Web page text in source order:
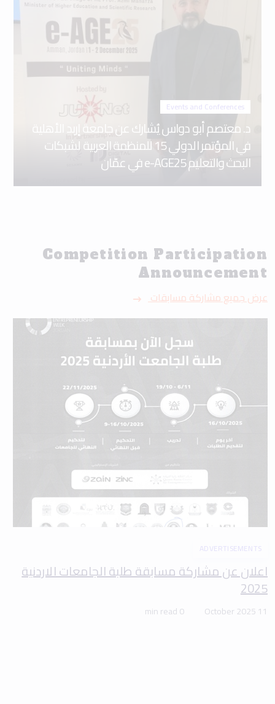
Events and Conferences
د. معتصم أبو دواس يُشارك عن جامعة إربد الأهلية
في المؤتمر الدولي 15 للمنظمة العربية لشبكات
البحث والتعليم e-AGE25 في عمّان
Competition Participation
Announcement
عرض جميع مشاركة مسابقات
ADVERTISEMENTS
اعلان عن مشاركة مسابقة طلبة الجامعات الاردنية
2025
11 October 2025
0 min read